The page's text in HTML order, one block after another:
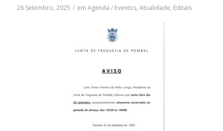
26 Setembro, 2025 / em Agenda / Eventos, Atualidade, Editais